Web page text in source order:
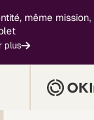
mission, un